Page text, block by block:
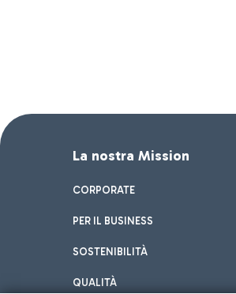
La nostra Mission
CORPORATE
PER IL BUSINESS
SOSTENIBILITÀ
QUALITÀ